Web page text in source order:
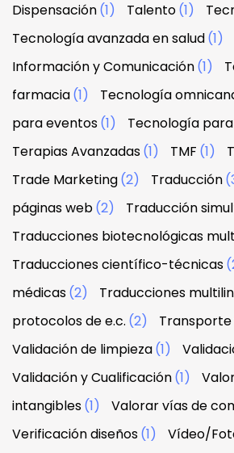
Dispensación(1) Talento(1)
Tecnología avanzada en salud(1)
Información y Comunicación(1)
farmacia(1) Tecnología
para eventos(1) Tecnología
Terapias Avanzadas(1) TMF (1)
Trade Marketing(2) Traducción
páginas web(2) Traducción
Traducciones biotecnológicas
Traducciones científico-técnicas
médicas(2)
Traducciones
protocolos de e.c. (2)
Validación de limpieza(1)
Validación y Cualificación(1)
intangibles(1) Valorar vías de
Verificación diseños(1) Vídeo/